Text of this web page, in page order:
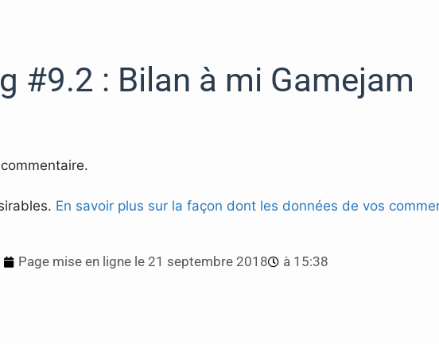
#9.2 : Bilan à mi Gamejam
En savoir plus sur la façon dont les données de vos
Page mise en ligne le 21 septembre 2018 à 15:38